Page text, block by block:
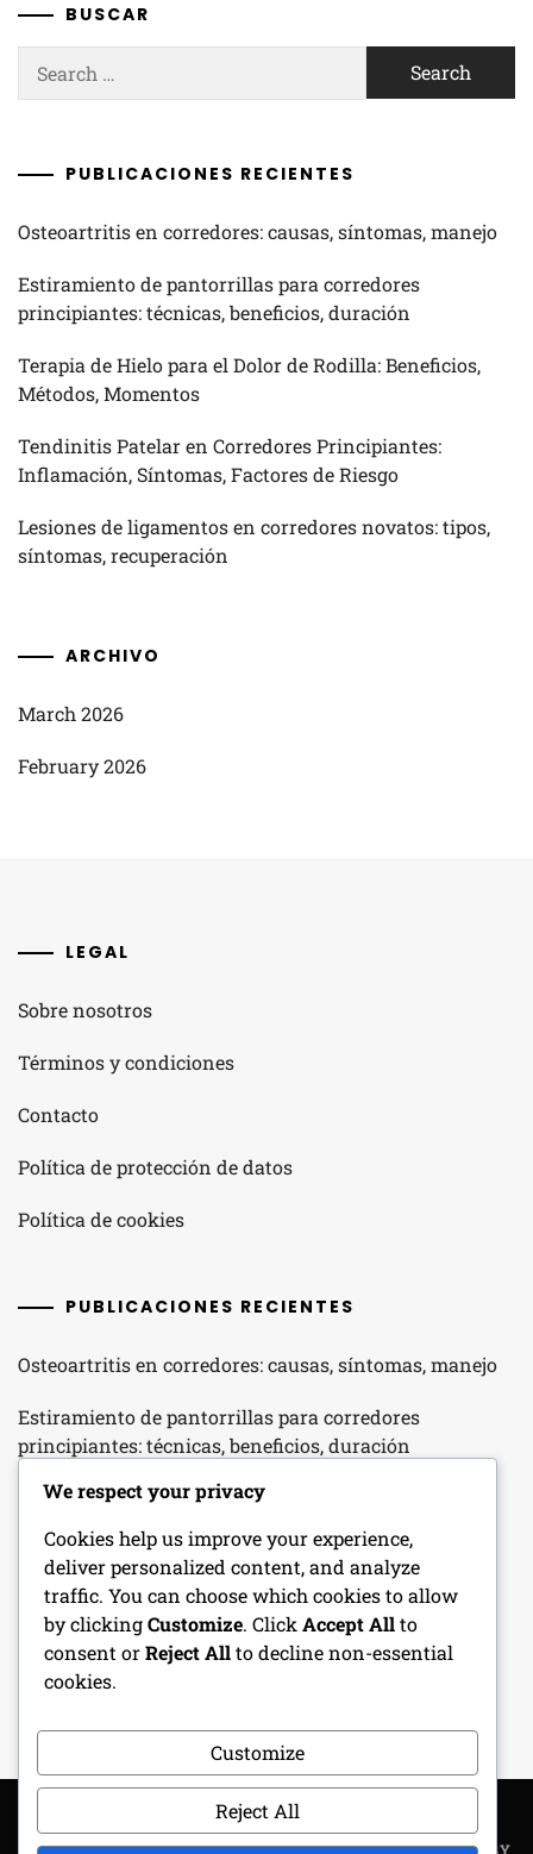
BUSCAR
for:
PUBLICACIONES RECIENTES
Osteoartritis en corredores: causas, síntomas, manejo
Estiramiento de pantorrillas para corredores
principiantes: técnicas, beneficios, duración
Terapia de Hielo para el Dolor de Rodilla: Beneficios,
Métodos, Momentos
Tendinitis Patelar en Corredores Principiantes:
Inflamación, Síntomas, Factores de Riesgo
Lesiones de ligamentos en corredores novatos: tipos,
síntomas, recuperación
ARCHIVO
March 2026
February 2026
LEGAL
Sobre nosotros
Términos y condiciones
Contacto
Política de protección de datos
Política de cookies
PUBLICACIONES RECIENTES
Osteoartritis en corredores: causas, síntomas, manejo
Estiramiento de pantorrillas para corredores
principiantes: técnicas, beneficios, duración
Terapia de Hielo para el Dolor de Rodilla: Beneficios,
Métodos, Momentos
Tendinitis Patelar en Corredores Principiantes:
Inflamación, Síntomas, Factores de Riesgo
Lesiones de ligamentos en corredores novatos: tipos,
síntomas, recuperación
COPYRIGHT ALL RIGHTS RESERVED|THEME: METROGIST BY
We respect your privacy
Cookies help us improve your experience,
deliver personalized content, and analyze
traffic. You can choose which cookies to allow
by clickingCustomize. Click Accept Allto
consent orReject Allto decline non-essential
cookies.
Customize
Reject All